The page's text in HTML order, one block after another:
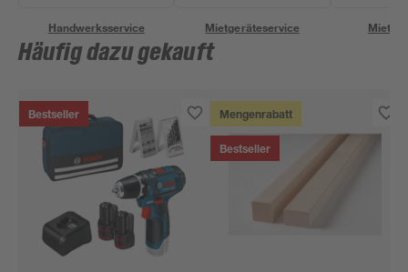
Handwerksservice Mietgeräteservice
Häufig dazu gekauft
Bestseller Mengenrabatt
Bestseller